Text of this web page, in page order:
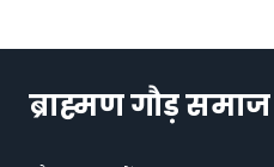
ब्राह्मण गौड़ समाज